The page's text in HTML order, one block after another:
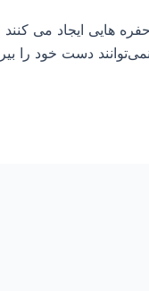
ﺣﻔﺮﻩ ﻫﺎﯾﯽ ﺍﯾﺠﺎﺩ
ﺩﺳﺖ ﺧﻮﺩ ﺭﺍ